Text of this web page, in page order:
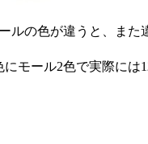
ルの色が違うと、また
モール2色で実際には